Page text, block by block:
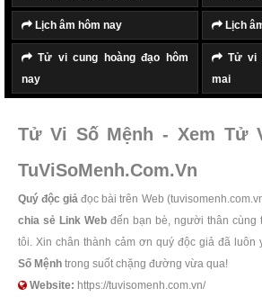
Lịch âm hôm nay Lịch
Tử vi cung hoàng đạo hôm
nay
Tử vi
mai
Tử Vi Số Mệnh - Xem Tử
TuViSoMenh.Com.Vn
Quý độc giả đọc bài trên Web
chia sẻ Link Web đến bạn bè, người thân cùng
tôi. Xin chân thành cảm ơn quý độc giả đã luôn
Số Mệnh trong suốt chặng đường vừa qua!
Website: https://tuvisomenh.com.vn/